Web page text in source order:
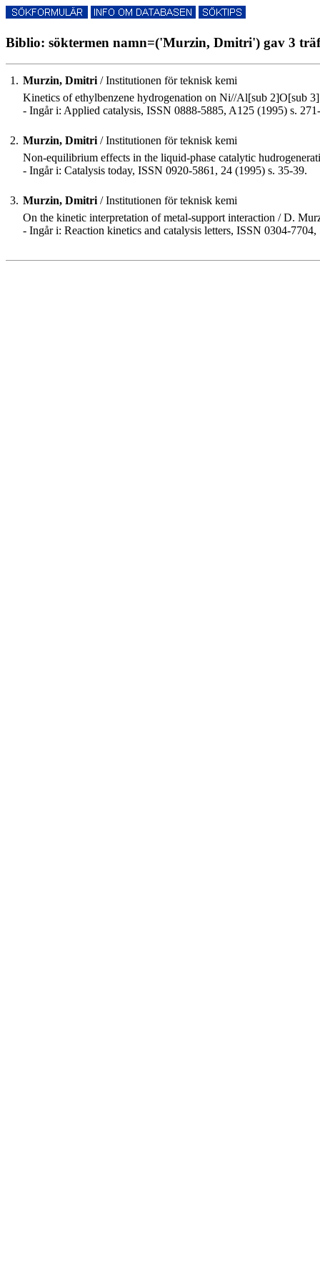
Biblio: söktermen namn=('Murzin, Dmitri') gav 3
1. Murzin, Dmitri/ Institutionen för teknisk kemi
Kinetics of ethylbenzene hydrogenation on Ni//Al[sub 2]O[sub
- Ingår i: Applied catalysis, ISSN 0888-5885, A125 (1995) s.
2. Murzin, Dmitri/ Institutionen för teknisk kemi
Non-equilibrium effects in the liquid-phase catalytic
- Ingår i: Catalysis today, ISSN 0920-5861, 24 (1995) s. 35-39.
3. Murzin, Dmitri/ Institutionen för teknisk kemi
On the kinetic interpretation of metal-support interaction / D.
- Ingår i: Reaction kinetics and catalysis letters, ISSN 0304-